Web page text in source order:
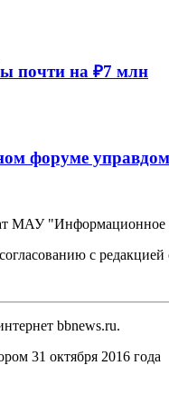
почти на ₽7 млн
форуме
МАУ "Информационное
с
bbnews.ru.
31 октября 2016 года